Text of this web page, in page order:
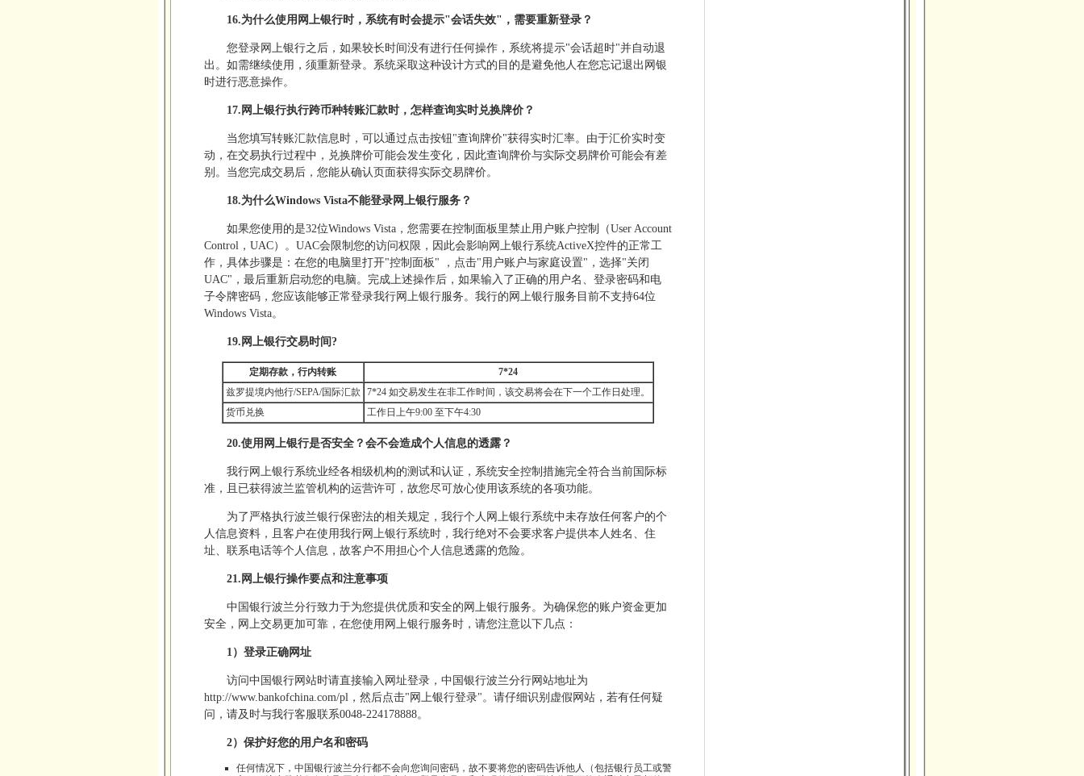
16.为什么使用网上银行时，系统有时会提示"会话失效"，需要重新登录？
您登录网上银行之后，如果较长时间没有进行任何操作，系统将提示"会话超时"并自动退
出。如需继续使用，须重新登录。系统采取这种设计方式的目的是避免他人在您忘记退出网银
时进行恶意操作。
17.网上银行执行跨币种转账汇款时，怎样查询实时兑换牌价？
当您填写转账汇款信息时，可以通过点击按钮"查询牌价"获得实时汇率。由于汇价实时变
动，在交易执行过程中，兑换牌价可能会发生变化，因此查询牌价与实际交易牌价可能会有差
别。当您完成交易后，您能从确认页面获得实际交易牌价。
18.为什么Windows Vista不能登录网上银行服务？
如果您使用的是32位Windows Vista，您需要在控制面板里禁止用户账户控制（User Account
Control，UAC）。UAC会限制您的访问权限，因此会影响网上银行系统ActiveX控件的正常工
作，具体步骤是：在您的电脑里打开"控制面板" ，点击"用户账户与家庭设置"，选择"关闭
UAC"，最后重新启动您的电脑。完成上述操作后，如果输入了正确的用户名、登录密码和电
子令牌密码，您应该能够正常登录我行网上银行服务。我行的网上银行服务目前不支持64位
Windows Vista。
19.网上银行交易时间?
定期存款，行内转账
7*24
兹罗提境内他行/SEPA/国际汇款
7*24 如交易发生在非工作时间，该交易将会在下一个工作日处理。
货币兑换
工作日上午9:00 至下午4:30
20.使用网上银行是否安全？会不会造成个人信息的透露？
我行网上银行系统业经各相级机构的测试和认证，系统安全控制措施完全符合当前国际标
准，且已获得波兰监管机构的运营许可，故您尽可放心使用该系统的各项功能。
为了严格执行波兰银行保密法的相关规定，我行个人网上银行系统中未存放任何客户的个
人信息资料，且客户在使用我行网上银行系统时，我行绝对不会要求客户提供本人姓名、住
址、联系电话等个人信息，故客户不用担心个人信息透露的危险。
21.网上银行操作要点和注意事项
中国银行波兰分行致力于为您提供优质和安全的网上银行服务。为确保您的账户资金更加
安全，网上交易更加可靠，在您使用网上银行服务时，请您注意以下几点：
1）登录正确网址
访问中国银行网站时请直接输入网址登录，中国银行波兰分行网站地址为
http://www.bankofchina.com/pl，然后点击"网上银行登录"。请仔细识别虚假网站，若有任何疑
问，请及时与我行客服联系0048-224178888。
2）保护好您的用户名和密码
任何情况下，中国银行波兰分行都不会向您询问密码，故不要将您的密码告诉他人（包括银行员工或警